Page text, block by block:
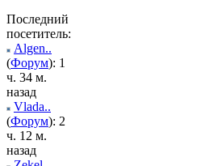
Последний
посетитель:
Algen..
(Форум): 1
ч. 34 м.
назад
Vlada..
(Форум): 2
ч. 12 м.
назад